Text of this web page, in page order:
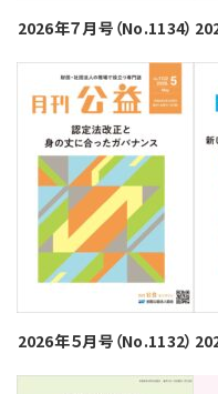
2026年７月号（No.1134）
2026年５月号（No.1132）